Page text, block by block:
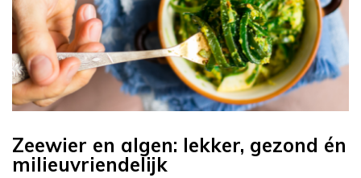
Zeewier en algen: lekker, gezond én
milieuvriendelijk